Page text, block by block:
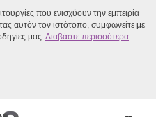
που ενισχύουν την εμπειρία
αυτόν τον ιστότοπο, συμφωνείτε με
μας.Διαβάστε περισσότερα